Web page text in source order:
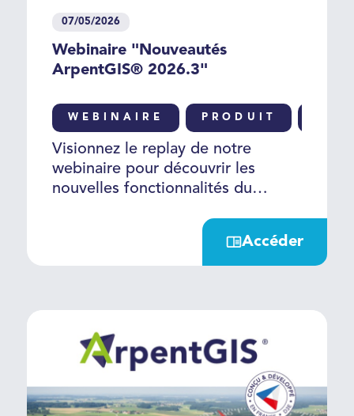
07/05/2026
Webinaire "Nouveautés
ArpentGIS® 2026.3"
WEBINAIRE PRODUIT
Visionnez le replay de notre
webinaire pour découvrir les
nouvelles fonctionnalités du
ArpentGIS® et comment les
Accéder